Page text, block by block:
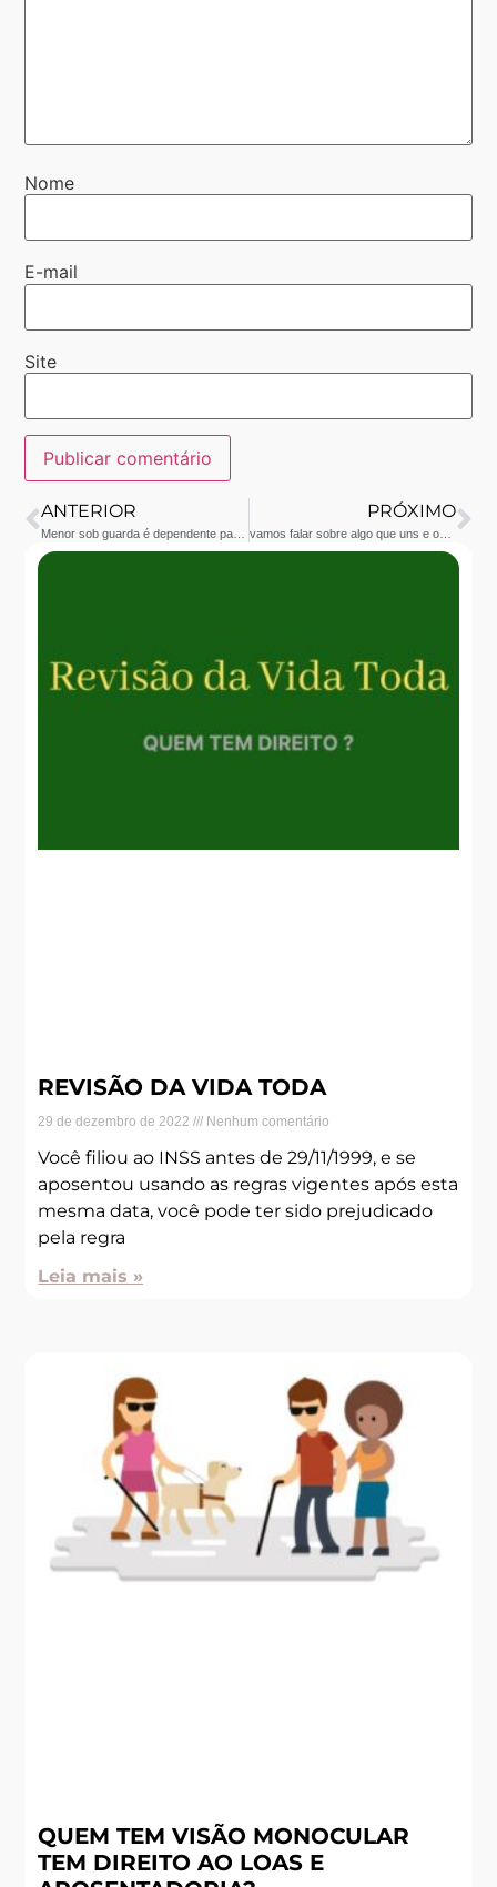
Nome
E-mail
Site
ANTERIOR PRÓXIMO
vamos falar sobre algo que uns e outros talvez não sabem ( IPVA)
REVISÃO DA VIDA TODA
29 de dezembro de 2022 Nenhum comentário
Você filiou ao INSS antes de 29/11/1999, e se
aposentou usando as regras vigentes após esta
mesma data, você pode ter sido prejudicado
pela regra
Leia mais »
QUEM TEM VISÃO MONOCULAR
TEM DIREITO AO LOAS E